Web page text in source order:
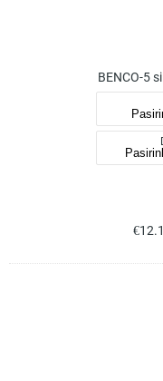
BENCO-5
€